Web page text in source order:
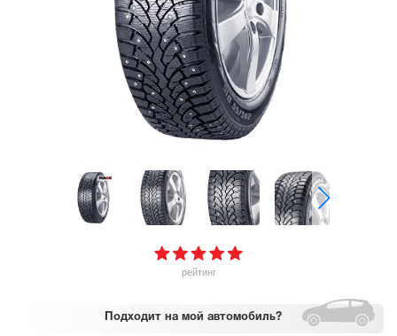
рейтинг
Подходит на мой автомобиль?